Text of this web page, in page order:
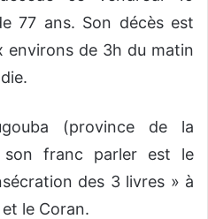
77 ans. Son décès est
environs de 3h du matin
(province de la
son franc parler est le
des 3 livres » à
le Coran.